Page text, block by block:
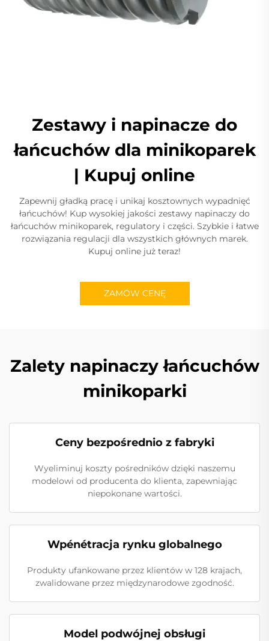
Zestawy i napinacze do
łańcuchów dla minikoparek
| Kupuj online
Zapewnij gładką pracę i unikaj kosztownych wypadnięć
łańcuchów! Kup wysokiej jakości zestawy napinaczy do
łańcuchów minikoparek, regulatory i części. Szybkie i łatwe
rozwiązania regulacji dla wszystkich głównych marek.
Kupuj online już teraz!
ZAMÓW CENĘ
Zalety napinaczy łańcuchów
minikoparki
Ceny bezpośrednio z fabryki
Wyeliminuj koszty pośredników dzięki naszemu
modelowi od producenta do klienta, zapewniając
niepokonane wartości.
Wpénétracja rynku globalnego
Produkty ufankowane przez klientów w 128 krajach,
zwalidowane przez międzynarodowe zgodność.
Model podwójnej obsługi